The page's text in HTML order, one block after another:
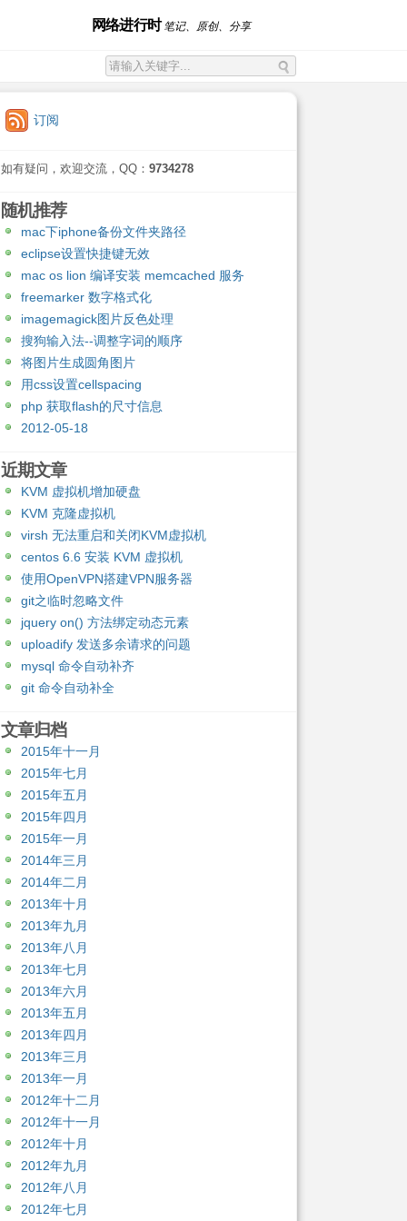
网络进行时笔记、原创、分享
订阅
如有疑问，欢迎交流，QQ： 9734278
随机推荐
mac下iphone备份文件夹路径
eclipse设置快捷键无效
mac os lion 编译安装 memcached 服务
freemarker 数字格式化
imagemagick图片反色处理
搜狗输入法--调整字词的顺序
将图片生成圆角图片
用css设置cellspacing
php 获取flash的尺寸信息
2012-05-18
近期文章
KVM 虚拟机增加硬盘
KVM 克隆虚拟机
virsh 无法重启和关闭KVM虚拟机
centos 6.6 安装 KVM 虚拟机
使用OpenVPN搭建VPN服务器
git之临时忽略文件
jquery on() 方法绑定动态元素
uploadify 发送多余请求的问题
mysql 命令自动补齐
git 命令自动补全
文章归档
2015年十一月
2015年七月
2015年五月
2015年四月
2015年一月
2014年三月
2014年二月
2013年十月
2013年九月
2013年八月
2013年七月
2013年六月
2013年五月
2013年四月
2013年三月
2013年一月
2012年十二月
2012年十一月
2012年十月
2012年九月
2012年八月
2012年七月